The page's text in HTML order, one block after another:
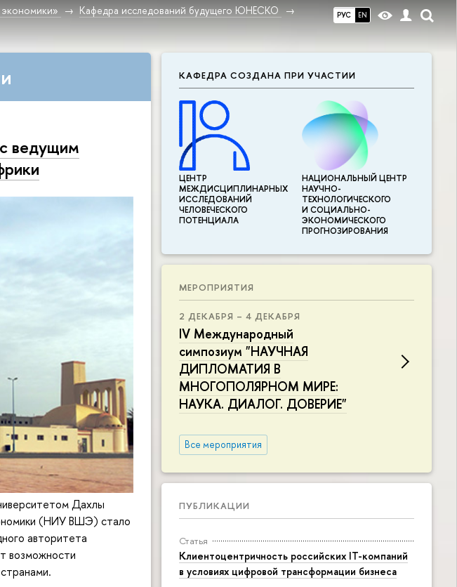
РУС EN
Кафедра исследований будущего ЮНЕСКО
КАФЕДРА СОЗДАНА ПРИ УЧАСТИИ
ЦЕНТР
МЕЖДИСЦИПЛИНАР­НЫХ
ИССЛЕДОВАНИЙ
ЧЕЛОВЕЧЕСКОГО
ПОТЕНЦИАЛА
НАЦИОНАЛЬНЫЙ ЦЕНТР
НАУЧНО-
ТЕХНОЛОГИЧЕСКОГО
И СОЦИАЛЬНО-
ЭКОНОМИЧЕСКОГО
ПРОГНОЗИРОВАНИЯ
МЕРОПРИЯТИЯ
2 ДЕКАБРЯ – 4 ДЕКАБРЯ
IV Международный
симпозиум "НАУЧНАЯ
ДИПЛОМАТИЯ В
МНОГОПОЛЯРНОМ МИРЕ:
НАУКА. ДИАЛОГ. ДОВЕРИЕ"
Все мероприятия
ПУБЛИКАЦИИ
Статья
Клиентоцентричность российских IT-компаний
в условиях цифровой трансформации бизнеса
ведущим
Дахлы
(НИУ ВШЭ) стало
авторитета
возможности